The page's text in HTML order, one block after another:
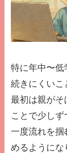
特に年中〜低
続きにくいこ
最初は親がそ
ことで少しず
一度流れを掴
めるようにな